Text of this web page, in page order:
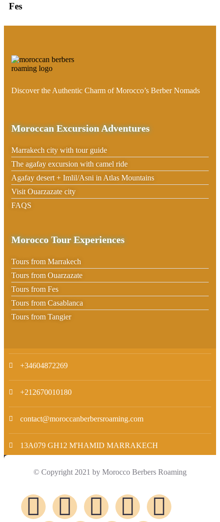
Fes
Discover the Authentic Charm of Morocco’s Berber Nomads
Moroccan Excursion Adventures
Marrakech city with tour guide
The agafay excursion with camel ride
Agafay desert + Imlil/Asni in Atlas Mountains
Visit Ouarzazate city
FAQS
Morocco Tour Experiences
Tours from Marrakech
Tours from Ouarzazate
Tours from Fes
Tours from Casablanca
Tours from Tangier
+34604872269
+212670010180
contact@moroccanberbersroaming.com
13A079 GH12 M'HAMID MARRAKECH
© Copyright 2021 by Morocco Berbers Roaming